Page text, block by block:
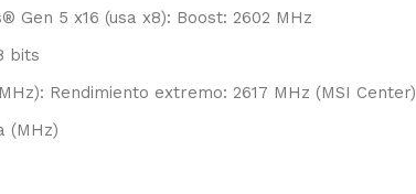
Gen 5 x16 (usa x8): Boost: 2602 MHz
bits
Rendimiento extremo: 2617 MHz (MSI Center)
(MHz)